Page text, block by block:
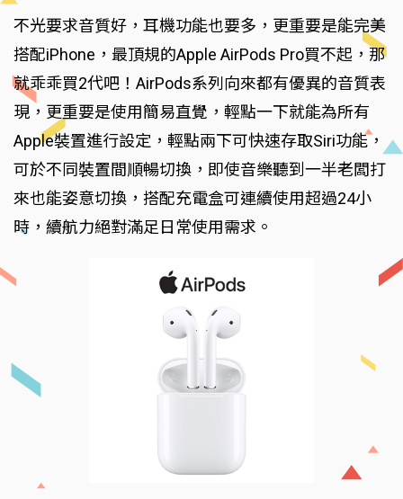
不光要求音質好，耳機功能也要多，更重要是能完美
搭配iPhone，最頂規的Apple AirPods Pro買不起，那
就乖乖買2代吧！AirPods系列向來都有優異的音質表
現，更重要是使用簡易直覺，輕點一下就能為所有
Apple裝置進行設定，輕點兩下可快速存取Siri功能，
可於不同裝置間順暢切換，即使音樂聽到一半老闆打
來也能姿意切換，搭配充電盒可連續使用超過24小
時，續航力絕對滿足日常使用需求。